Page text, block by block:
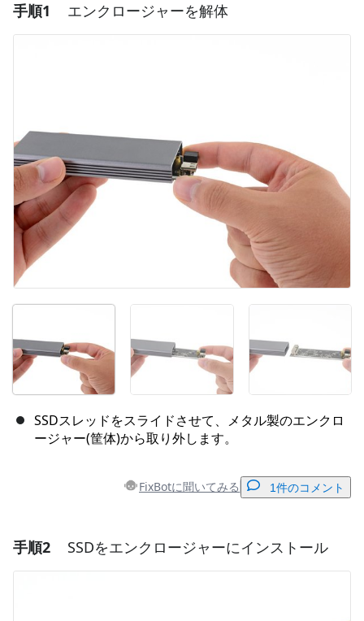
手順1 エンクロージャーを解体
SSDスレッドをスライドさせて、メタル製のエンクロ
ージャー(筐体)から取り外します。
FixBotに聞いてみる 1件のコメント
コメントを追加
手順2 SSDをエンクロージャーにインストール